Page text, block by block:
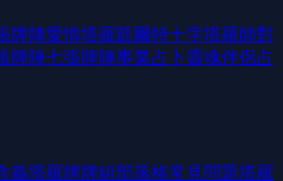
牌陣愛情塔羅凱爾特十字塔羅師對
牌陣七張牌陣事業占卜靈魂伴侶占
義塔羅牌牌組部落格常見問題塔羅